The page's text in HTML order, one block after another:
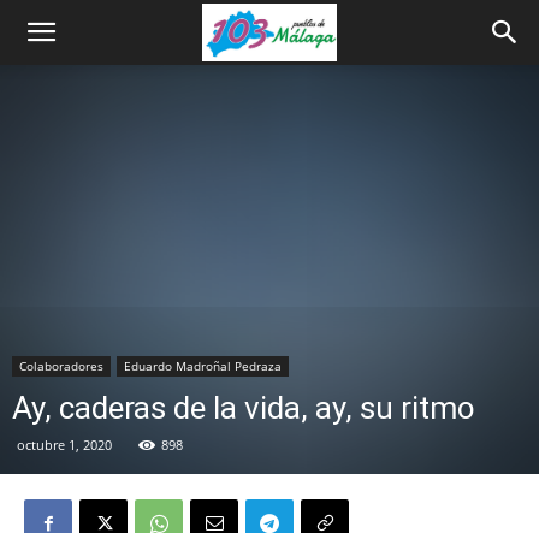
Colaboradores Eduardo Madroñal Pedraza
Ay, caderas de la vida, ay, su ritmo
octubre 1, 2020 898